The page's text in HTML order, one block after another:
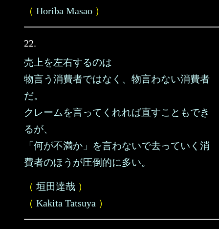
（ Horiba Masao ）
22.
売上を左右するのは
物言う消費者ではなく、物言わない消費者
だ。
クレームを言ってくれれば直すこともでき
るが、
「何が不満か」を言わないで去っていく消
費者のほうが圧倒的に多い。
（ 垣田達哉 ）
（ Kakita Tatsuya ）